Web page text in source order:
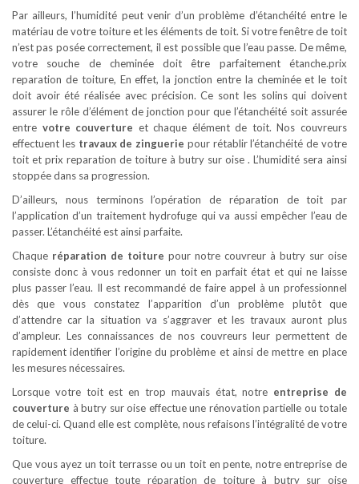
Par ailleurs, l’humidité peut venir d’un problème d’étanchéité entre le
matériau de votre toiture et les éléments de toit. Si votre fenêtre de toit
n’est pas posée correctement, il est possible que l’eau passe. De même,
votre souche de cheminée doit être parfaitement étanche.prix
reparation de toiture, En effet, la jonction entre la cheminée et le toit
doit avoir été réalisée avec précision. Ce sont les solins qui doivent
assurer le rôle d’élément de jonction pour que l’étanchéité soit assurée
entre votre couverture et chaque élément de toit. Nos couvreurs
effectuent lestravaux de zinguerie pour rétablir l’étanchéité de votre
toit et prix reparation de toiture à butry sur oise . L’humidité sera ainsi
stoppée dans sa progression.
D’ailleurs, nous terminons l’opération de réparation de toit par
l’application d’un traitement hydrofuge qui va aussi empêcher l’eau de
passer. L’étanchéité est ainsi parfaite.
Chaque réparation de toiture pour notre couvreur à butry sur oise
consiste donc à vous redonner un toit en parfait état et qui ne laisse
plus passer l’eau. Il est recommandé de faire appel à un professionnel
dès que vous constatez l’apparition d’un problème plutôt que
d’attendre car la situation va s’aggraver et les travaux auront plus
d’ampleur. Les connaissances de nos couvreurs leur permettent de
rapidement identifier l’origine du problème et ainsi de mettre en place
les mesures nécessaires.
Lorsque votre toit est en trop mauvais état, notre entreprise de
couverture à butry sur oise effectue une rénovation partielle ou totale
de celui-ci. Quand elle est complète, nous refaisons l’intégralité de votre
toiture.
Que vous ayez un toit terrasse ou un toit en pente, notre entreprise de
couverture effectue toute réparation de toiture à butry sur oise